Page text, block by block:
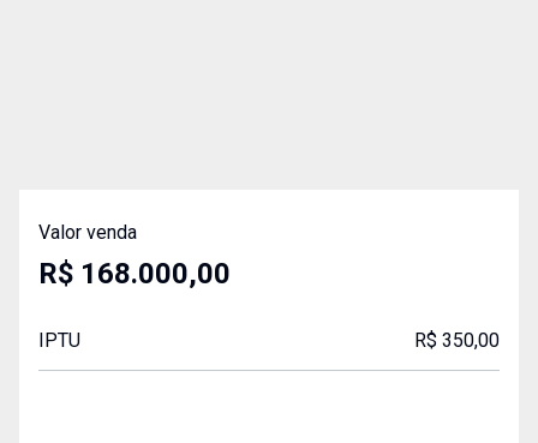
Valor venda
R$ 168.000,00
IPTU R$ 350,00